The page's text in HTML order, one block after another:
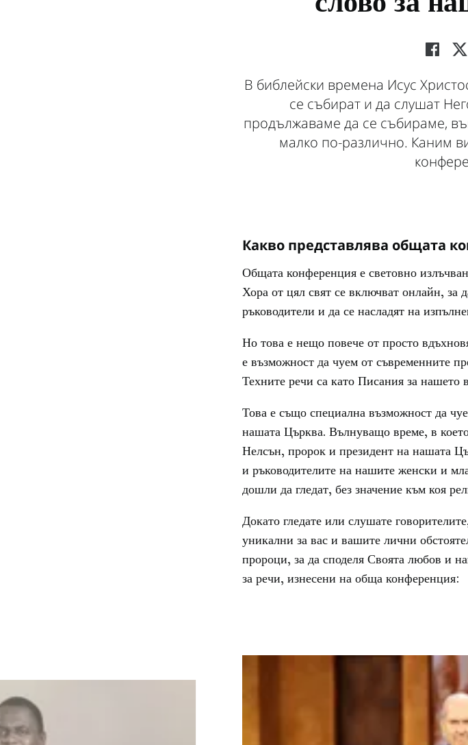
В библейски времена Исус
се събират и да слушат
продължаваме да се събираме,
малко по-различно. Каним
Какво представлява общата
Общата конференция е световно
Хора от цял свят се включват онлайн, за
ръководители и да се насладят на
Но това е нещо повече от просто
е възможност да чуем от съвременните
Техните речи са като Писания за нашето
Това е също специална възможност да
нашата Църква. Вълнуващо време, в
Нелсън, пророк и президент на нашата
и ръководителите на нашите женски и
дошли да гледат, без значение към коя
Докато гледате или слушате
уникални за вас и вашите лични
пророци, за да споделя Своята любов и
за речи, изнесени на обща конференция: